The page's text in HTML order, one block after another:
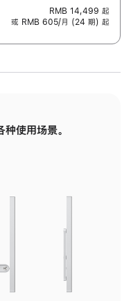
RMB 14,499 起
或 RMB 605/月 (24 期) 起
种使用场景。